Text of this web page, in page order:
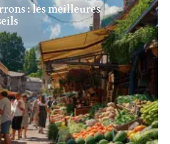
: les meilleures